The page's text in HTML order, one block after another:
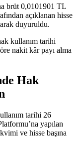
brüt 0,0101901 TL
açıklanan hisse
duyuruldu.
kullanım tarihi
nakit kâr payı alma
Hak
tarihi 26
yapılan
ve hisse başına